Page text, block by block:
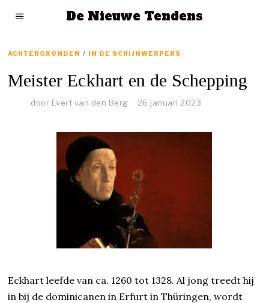
De Nieuwe Tendens
ACHTERGRONDEN / IN DE SCHIJNWERPERS
Meister Eckhart en de Schepping
door Evert van den Berg 26 januari 2023
Eckhart leefde van ca. 1260 tot 1328. Al jong treedt hij
in bij de dominicanen in Erfurt in Thüringen, wordt